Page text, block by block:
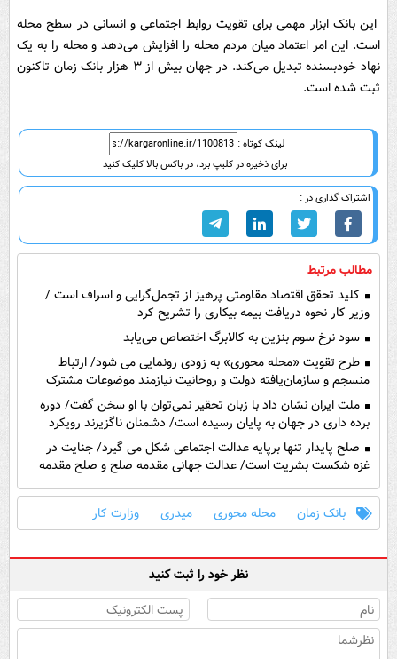
این بانک ابزار مهمی برای تقویت روابط اجتماعی و انسانی در سطح محله
است. این امر اعتماد میان مردم محله را افزایش می‌دهد و محله را به یک
نهاد خودبسنده تبدیل می‌کند. در جهان بیش از ۳ هزار بانک زمان تاکنون
ثبت شده است.
لینک کوتاه :
برای ذخیره در کلیپ برد، در باکس بالا کلیک کنید
اشتراک گذاری در :
مطالب مرتبط
کلید تحقق اقتصاد مقاومتی پرهیز از تجمل‌گرایی و اسراف است /
وزیر کار نحوه دریافت بیمه بیکاری را تشریح کرد
سود نرخ سوم بنزین به کالابرگ اختصاص می‌یابد
طرح تقویت «محله محوری» به زودی رونمایی می شود/ ارتباط
منسجم و سازمان‌یافته دولت و روحانیت نیازمند موضوعات مشترک
است
ملت ایران نشان داد با زبان تحقیر نمی‌توان با او سخن گفت/ دوره
برده‌ داری در جهان به پایان رسیده است/ دشمنان ناگزیرند رویکرد
خود را نسبت به ملت ایران تغییر دهند
صلح پایدار تنها برپایه عدالت اجتماعی شکل می گیرد/ جنایت در
غزه شکست بشریت است/ عدالت جهانی مقدمه صلح و صلح مقدمه
بانک زمان
محله محوری میدری وزارت کار
نظر خود را ثبت کنید